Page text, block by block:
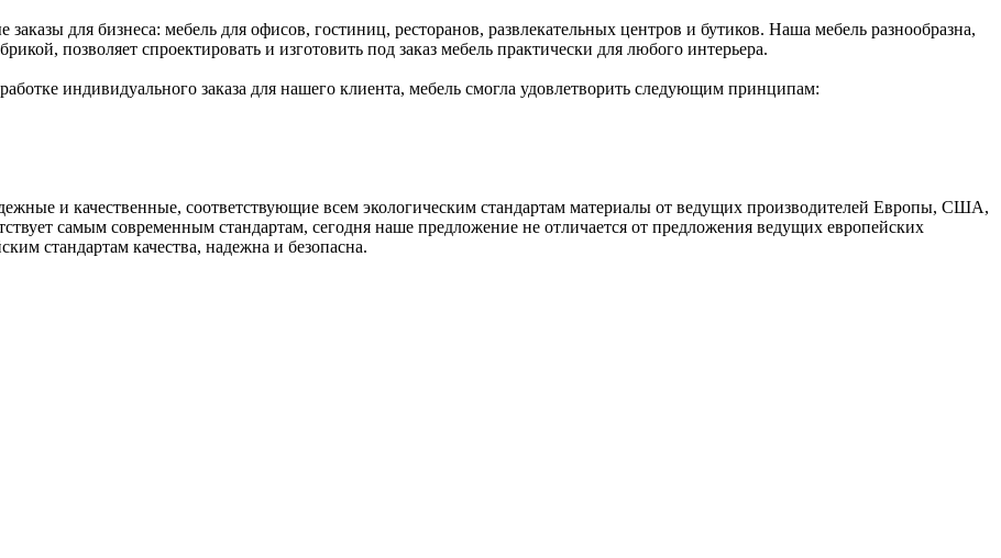
для бизнеса: мебель для офисов, гостиниц, ресторанов, развлекательных центров и бутиков. Наша мебель разнообразна,
позволяет спроектировать и изготовить под заказ мебель практически для любого интерьера.
индивидуального заказа для нашего клиента, мебель смогла удовлетворить следующим принципам:
и качественные, соответствующие всем экологическим стандартам материалы от ведущих производителей Европы, США,
самым современным стандартам, сегодня наше предложение не отличается от предложения ведущих европейских
стандартам качества, надежна и безопасна.